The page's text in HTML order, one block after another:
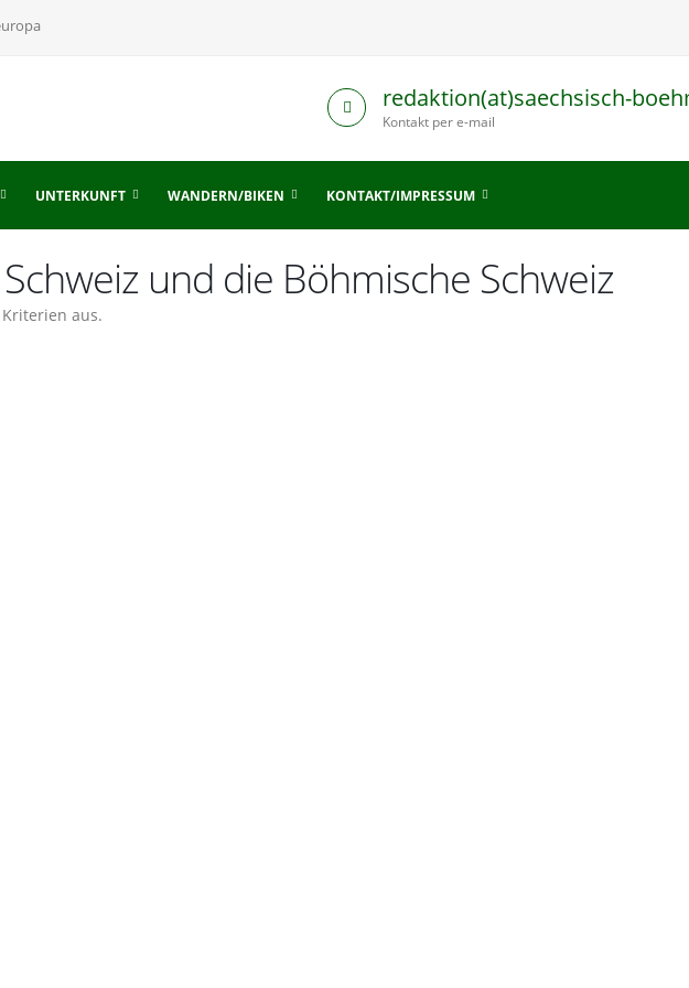
redaktion(at)saechsisch-
Kontakt per e-mail
UNTERKUNFT WANDERN/BIKEN KONTAKT/IMPRESSUM
und die Böhmische Schweiz
aus.